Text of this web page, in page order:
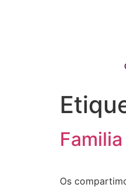
Os